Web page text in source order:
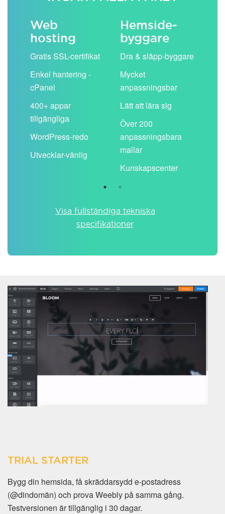
Web
hosting
Gratis SSL-certifikat
Enkel hantering -
cPanel
400+ appar
tillgängliga
WordPress-redo
Utvecklar-vänlig
Hemside­
byggare
Dra & släpp-byggare
Mycket
anpassningsbar
Lätt att lära sig
Över 200
anpassningsbara
mallar
Kunskapscenter
Visa fullständiga tekniska
specifikationer
TRIAL STARTER
Bygg din hemsida, få skräddarsydd e-postadress
(@dindomän) och prova Weebly på samma gång.
Testversionen är tillgänglig i 30 dagar.